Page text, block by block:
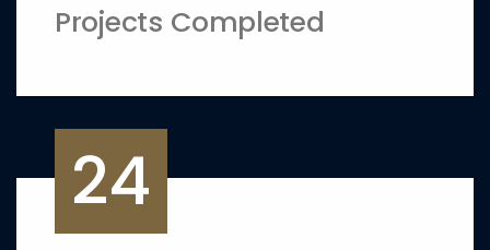
Projects Completed
24